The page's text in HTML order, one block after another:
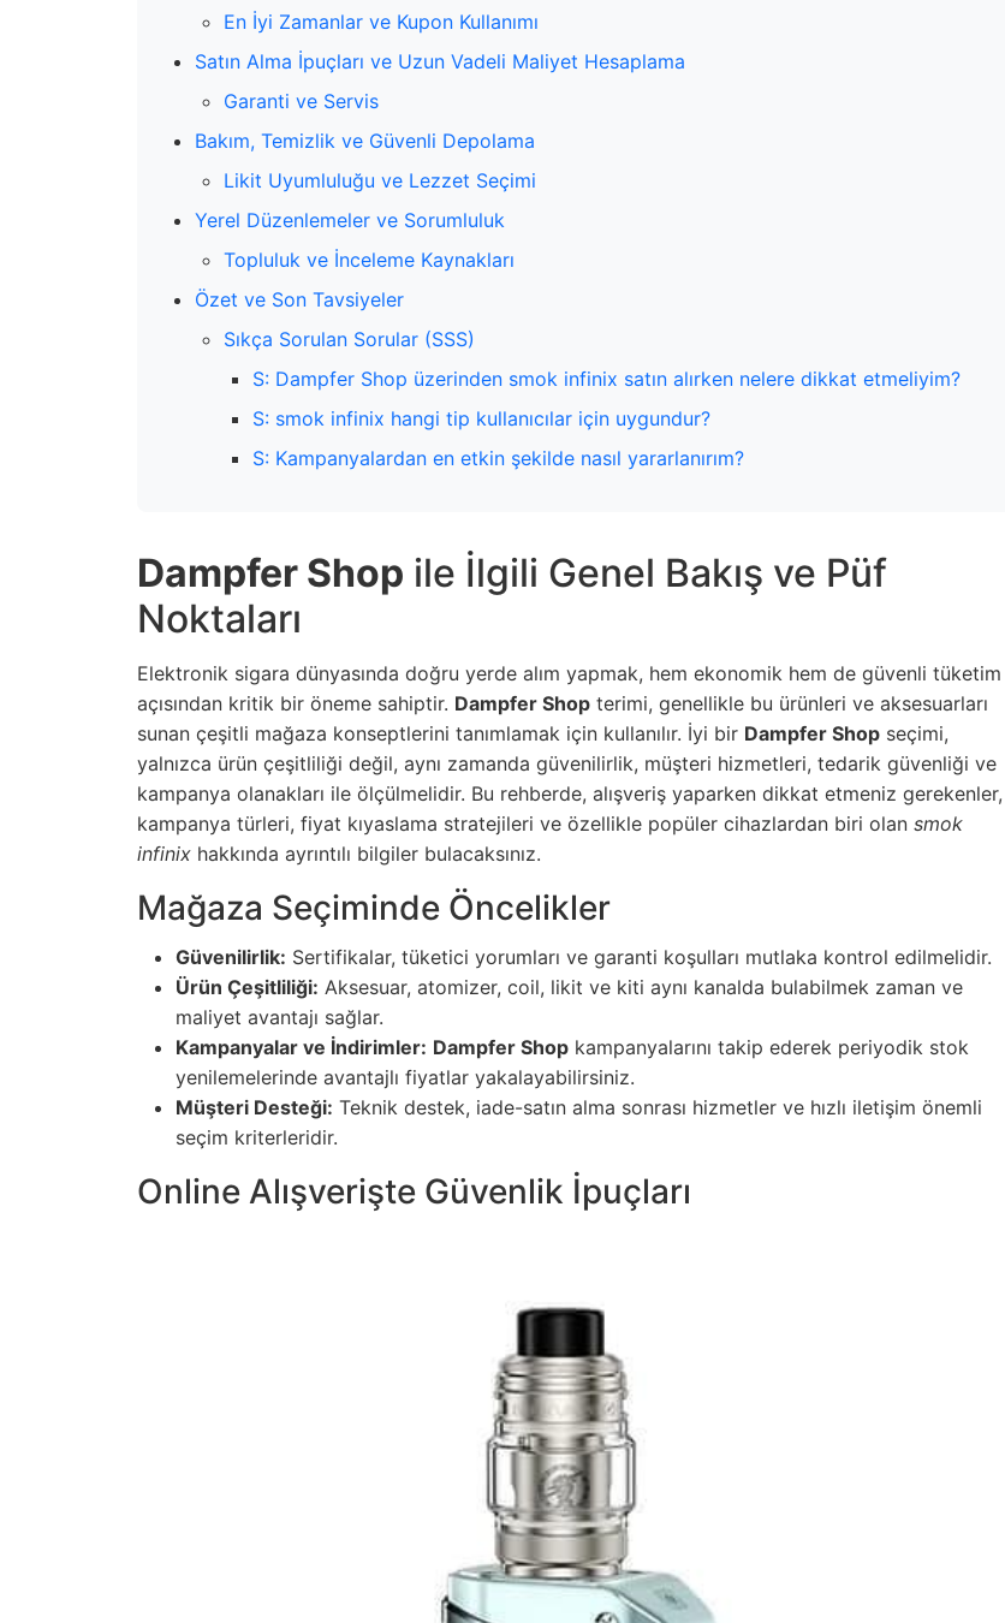
En İyi Zamanlar ve Kupon Kullanımı
Satın Alma İpuçları ve Uzun Vadeli Maliyet Hesaplama
Garanti ve Servis
Bakım, Temizlik ve Güvenli Depolama
Likit Uyumluluğu ve Lezzet Seçimi
Yerel Düzenlemeler ve Sorumluluk
Topluluk ve İnceleme Kaynakları
Özet ve Son Tavsiyeler
Sıkça Sorulan Sorular (SSS)
S: Dampfer Shop üzerinden smok infinix satın alırken nelere dikkat etmeliyim?
S: smok infinix hangi tip kullanıcılar için uygundur?
S: Kampanyalardan en etkin şekilde nasıl yararlanırım?
Dampfer Shop ile İlgili Genel Bakış ve Püf
Noktaları
Elektronik sigara dünyasında doğru yerde alım yapmak, hem ekonomik hem de güvenli tüketim
açısından kritik bir öneme sahiptir. Dampfer Shop terimi, genellikle bu ürünleri ve aksesuarları
sunan çeşitli mağaza konseptlerini tanımlamak için kullanılır. İyi bir Dampfer Shop seçimi,
yalnızca ürün çeşitliliği değil, aynı zamanda güvenilirlik, müşteri hizmetleri, tedarik güvenliği ve
kampanya olanakları ile ölçülmelidir. Bu rehberde, alışveriş yaparken dikkat etmeniz gerekenler,
kampanya türleri, fiyat kıyaslama stratejileri ve özellikle popüler cihazlardan biri olan smok
infinix hakkında ayrıntılı bilgiler bulacaksınız.
Mağaza Seçiminde Öncelikler
Güvenilirlik: Sertifikalar, tüketici yorumları ve garanti koşulları mutlaka kontrol edilmelidir.
Ürün Çeşitliliği: Aksesuar, atomizer, coil, likit ve kiti aynı kanalda bulabilmek zaman ve
maliyet avantajı sağlar.
Kampanyalar ve İndirimler: Dampfer Shop kampanyalarını takip ederek periyodik stok
yenilemelerinde avantajlı fiyatlar yakalayabilirsiniz.
Müşteri Desteği: Teknik destek, iade-satın alma sonrası hizmetler ve hızlı iletişim önemli
seçim kriterleridir.
Online Alışverişte Güvenlik İpuçları